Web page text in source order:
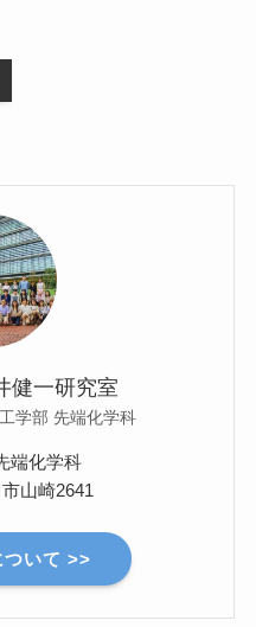
健一研究室
学部 先端化学科
端化学科
山崎2641
ついて >>